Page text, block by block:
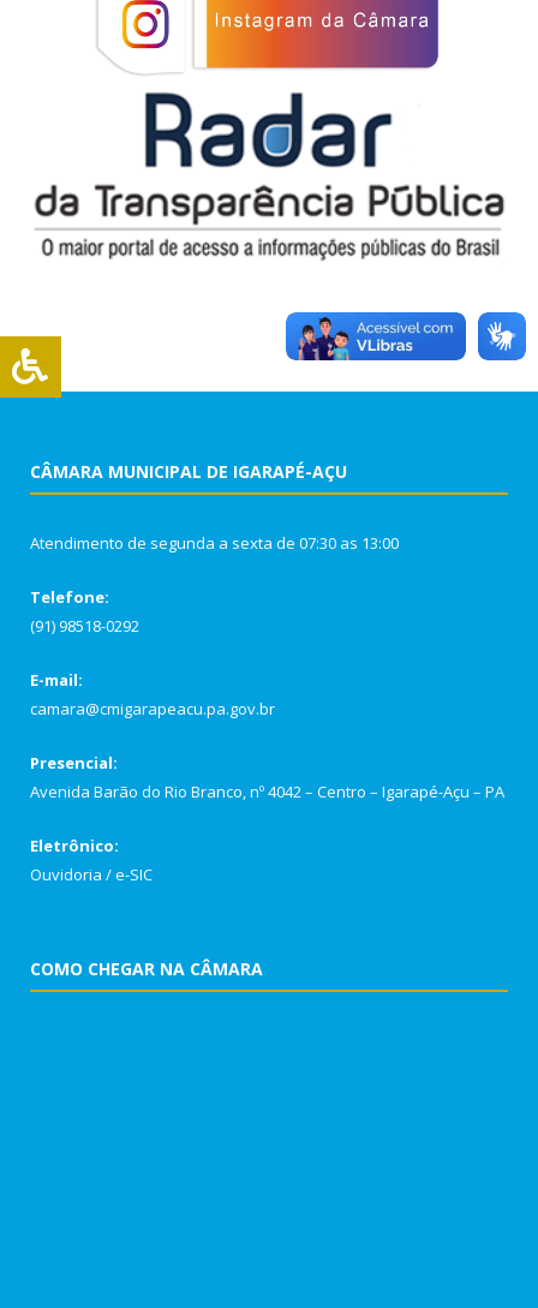
CÂMARA MUNICIPAL DE IGARAPÉ-AÇU
Atendimento de segunda a sexta de 07:30 as 13:00
Telefone:
(91) 98518-0292
E-mail:
camara@cmigarapeacu.pa.gov.br
Presencial:
Avenida Barão do Rio Branco, nº 4042 – Centro – Igarapé-Açu – PA
Eletrônico:
Ouvidoria /e-SIC
COMO CHEGAR NA CÂMARA